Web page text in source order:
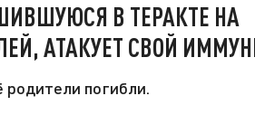
В ТЕРАКТЕ НА
АТАКУЕТ СВОЙ
родители погибли.